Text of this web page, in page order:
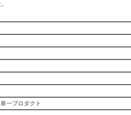
一プロダクト